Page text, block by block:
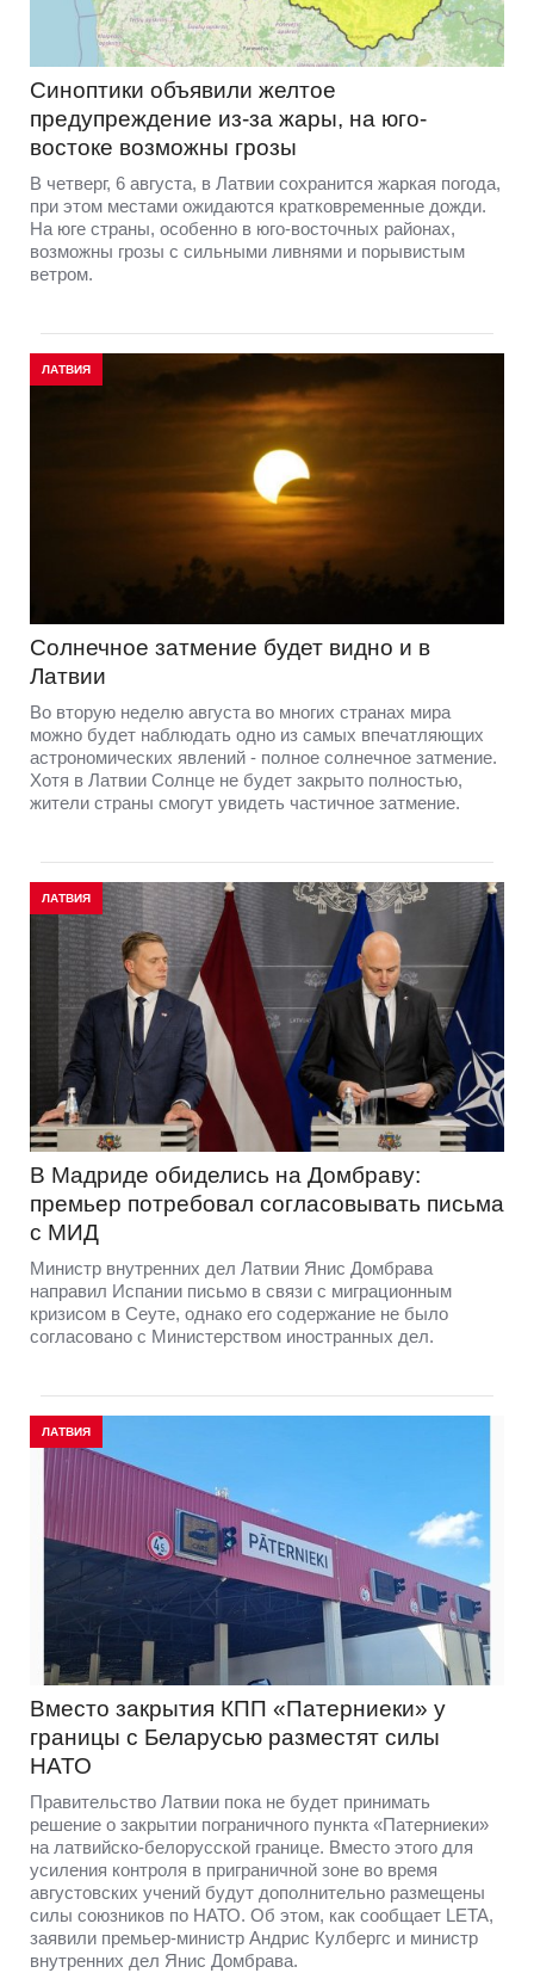
Синоптики объявили желтое
предупреждение из-за жары, на юго-
востоке возможны грозы
В четверг, 6 августа, в Латвии сохранится жаркая погода,
при этом местами ожидаются кратковременные дожди.
На юге страны, особенно в юго-восточных районах,
возможны грозы с сильными ливнями и порывистым
ветром.
ЛАТВИЯ
Солнечное затмение будет видно и в
Латвии
Во вторую неделю августа во многих странах мира
можно будет наблюдать одно из самых впечатляющих
астрономических явлений - полное солнечное затмение.
Хотя в Латвии Солнце не будет закрыто полностью,
жители страны смогут увидеть частичное затмение.
ЛАТВИЯ
В Мадриде обиделись на Домбраву:
премьер потребовал согласовывать письма
с МИД
Министр внутренних дел Латвии Янис Домбрава
направил Испании письмо в связи с миграционным
кризисом в Сеуте, однако его содержание не было
согласовано с Министерством иностранных дел.
ЛАТВИЯ
Вместо закрытия КПП «Патерниеки» у
границы с Беларусью разместят силы
НАТО
Правительство Латвии пока не будет принимать
решение о закрытии пограничного пункта «Патерниеки»
на латвийско-белорусской границе. Вместо этого для
усиления контроля в приграничной зоне во время
августовских учений будут дополнительно размещены
силы союзников по НАТО. Об этом, как сообщает LETA,
заявили премьер-министр Андрис Кулбергс и министр
внутренних дел Янис Домбрава.